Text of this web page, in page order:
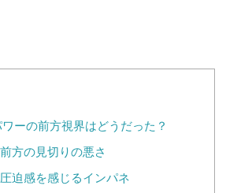
ーの前方視界はどうだった？
方の見切りの悪さ
迫感を感じるインパネ